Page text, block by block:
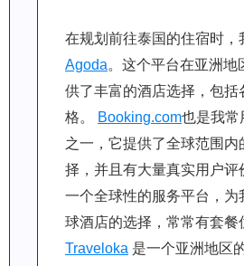
在规划前往泰国的住宿时，
Agoda。这个平台在亚洲地
供了丰富的酒店选择，包括
格。
Booking.com也是我常
之一，它提供了全球范围内
择，并且有大量真实用户评
一个全球性的服务平台，为
球酒店的选择，常常有套餐
Traveloka 是一个亚洲地区